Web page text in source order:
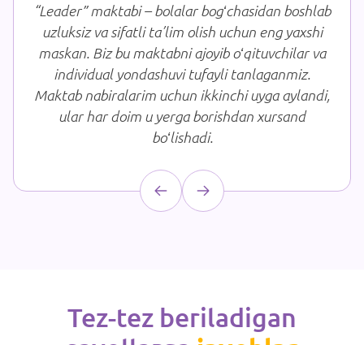
maktabi – bolalar bogʻchasidan boshlab
va sifatli taʼlim olish uchun eng yaxshi
Biz bu maktabni ajoyib oʻqituvchilar va
yondashuvi tufayli tanlaganmiz.
nabiralarim uchun ikkinchi uyga aylandi,
har doim u yerga borishdan xursand
oliy
Tez-tez beriladigan